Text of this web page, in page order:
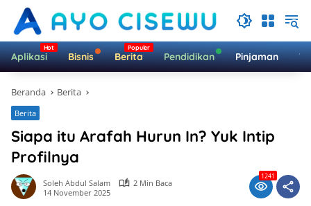
Langsung
konten
Aplikasi Bisnis Berita Pendidikan Pinjaman
Beranda Berita
Berita
Siapa itu Arafah Hurun In? Yuk Intip
Profilnya
Soleh Abdul Salam
2 Min Baca
14 November 2025
1241